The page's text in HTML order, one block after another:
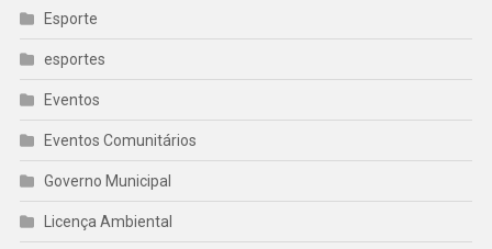
Esporte
esportes
Eventos
Eventos Comunitários
Governo Municipal
Licença Ambiental